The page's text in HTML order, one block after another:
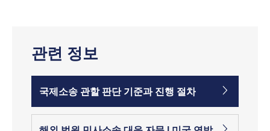
관련 정보
국제소송 관할 판단 기준과 진행 절차